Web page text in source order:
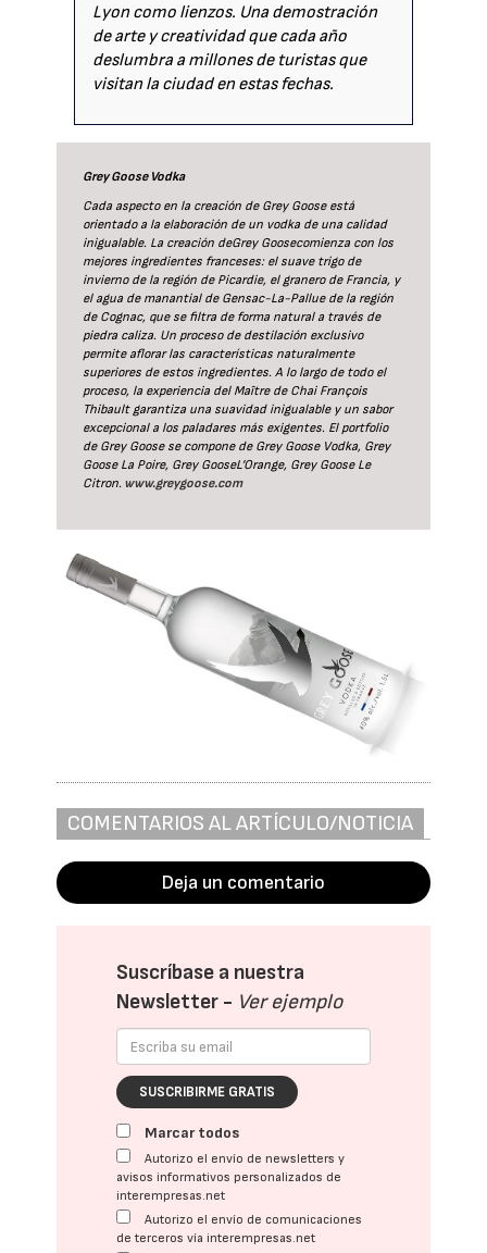
Lyon como lienzos. Una demostración
de arte y creatividad que cada año
deslumbra a millones de turistas que
visitan la ciudad en estas fechas.
Grey Goose Vodka
Cada aspecto en la creación de Grey Goose está
orientado a la elaboración de un vodka de una calidad
inigualable. La creación deGrey Goosecomienza con los
mejores ingredientes franceses: el suave trigo de
invierno de la región de Picardie, el granero de Francia, y
el agua de manantial de Gensac-La-Pallue de la región
de Cognac, que se filtra de forma natural a través de
piedra caliza. Un proceso de destilación exclusivo
permite aflorar las características naturalmente
superiores de estos ingredientes. A lo largo de todo el
proceso, la experiencia del Maître de Chai François
Thibault garantiza una suavidad inigualable y un sabor
excepcional a los paladares más exigentes. El portfolio
de Grey Goose se compone de Grey Goose Vodka, Grey
Goose La Poire, Grey GooseL’Orange, Grey Goose Le
Citron.www.greygoose.com
COMENTARIOS AL ARTÍCULO/NOTICIA
Deja un comentario
Suscríbase a nuestra
Newsletter - Ver ejemplo
SUSCRIBIRME GRATIS
Marcar todos
Autorizo el envío de newsletters y
avisos informativos personalizados de
interempresas.net
Autorizo el envío de comunicaciones
de terceros vía interempresas.net